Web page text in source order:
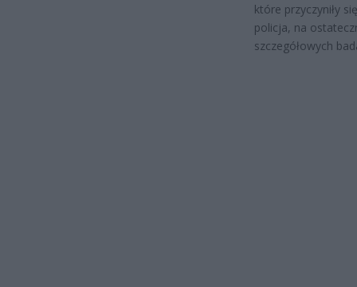
które przyczyniły
policja, na
szczegółowych